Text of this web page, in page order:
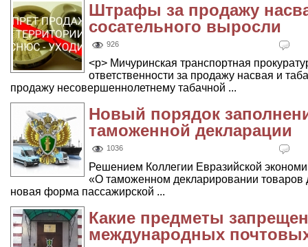
Штрафы за продажу
сосательного выросли
926
<p> Мичуринская транспортная
ответственности за продажу насвая и
продажу несовершеннолетнему табачной ...
Новый порядок
таможенной декларации
1036
Решением Коллегии Евразийской
«О таможенном декларировании товаров
новая форма пассажирской ...
Какие предметы
международных